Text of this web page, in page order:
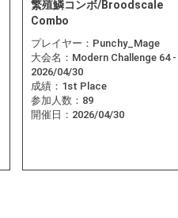
繁殖鱗コンボ/Broodscale
Combo
プレイヤー： Punchy_Mage
大会名： Modern Challenge 64 -
2026/04/30
成績： 1st Place
参加人数： 89
開催日： 2026/04/30